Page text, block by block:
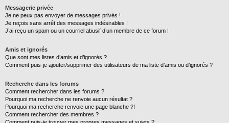
Messagerie privée
Je ne peux pas envoyer de messages privés !
Je reçois sans arrêt des messages indésirables !
J’ai reçu un spam ou un courriel abusif d’un membre de ce forum !
Amis et ignorés
Que sont mes listes d’amis et d’ignorés ?
Comment puis-je ajouter/supprimer des utilisateurs de ma liste d’amis ou d’ignorés ?
Recherche dans les forums
Comment rechercher dans les forums ?
Pourquoi ma recherche ne renvoie aucun résultat ?
Pourquoi ma recherche renvoie une page blanche ?!
Comment rechercher des membres ?